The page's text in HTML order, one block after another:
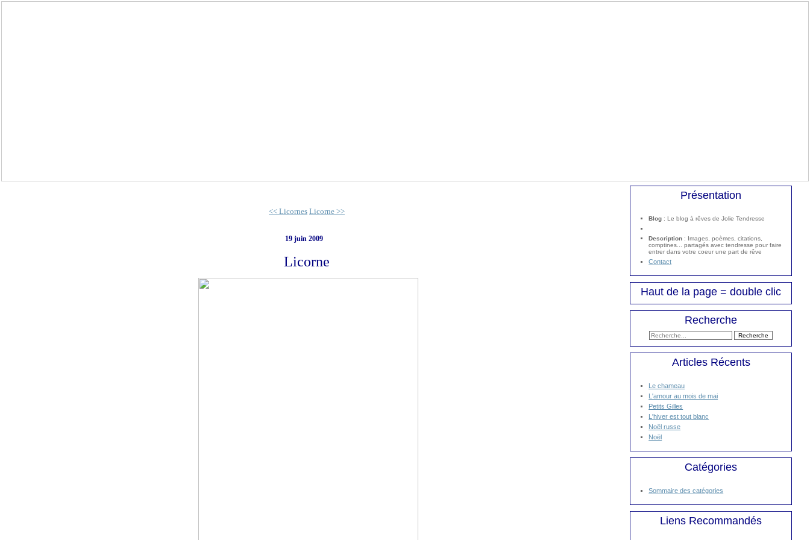
<< Licornes Licorne >>
19 juin 2009
Licorne
Présentation
Blog : Le blog à rêves de Jolie Tendresse
Description : Images, poèmes, citations,
comptines... partagés avec tendresse pour faire
entrer dans votre coeur une part de rêve
Contact
Haut de la page = double clic
Recherche
Articles Récents
Le chameau
L'amour au mois de mai
Petits Gilles
L'hiver est tout blanc
Noël russe
Noël
Catégories
Sommaire des catégories
Liens Recommandés